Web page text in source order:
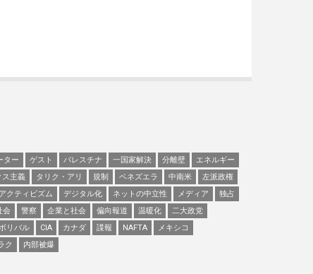
ター ゲスト パレスチナ 一国家解決 分離壁
エネルギー
ス主義 タリク・アリ 規制 ベネズエラ 中南米
左派政権
アクティビズム デジタル化 ネットの中立性 メディア
独占
会 警察 企業と社会 偏向報道 温暖化
二大政党
リバル CIA カナダ 諜報 NAFTA
メキシコ
ク 内部被爆